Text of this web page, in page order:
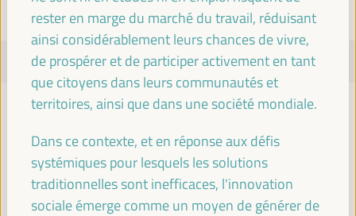
MARDI 1 AVRIL
08:00
Inscription et accréditation
08:00 17:00
rester en marge du marché du travail, réduisant
ainsi considérablement leurs chances de vivre,
de prospérer et de participer activement en tant
que citoyens dans leurs communautés et
territoires, ainsi que dans une société mondiale.
Dans ce contexte, et en réponse aux défis
systémiques pour lesquels les solutions
traditionnelles sont inefficaces, l'innovation
sociale émerge comme un moyen de générer de